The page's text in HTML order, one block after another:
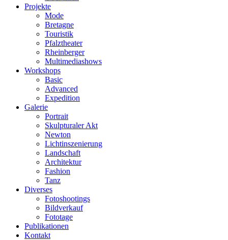
Projekte
Mode
Bretagne
Touristik
Pfalztheater
Rheinberger
Multimediashows
Workshops
Basic
Advanced
Expedition
Galerie
Portrait
Skulpturaler Akt
Newton
Lichtinszenierung
Landschaft
Architektur
Fashion
Tanz
Diverses
Fotoshootings
Bildverkauf
Fototage
Publikationen
Kontakt